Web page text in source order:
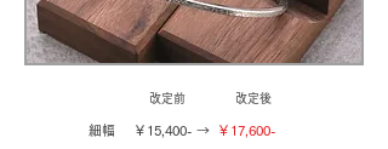
改定前 改定後
細幅 ￥15,400- →
￥17,600-